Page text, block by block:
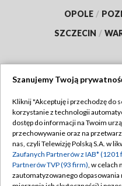
OPOLE /
SZCZECIN /
Abonament TVP
Emisja w TVP
Centrum informacji TVP
Szanujemy Twoją
Kliknij "Akceptuję i przechodzę do
korzystanie z technologii
dostęp do informacji na Twoim
przechowywanie oraz na
nas, czyli Telewizję Polską S.A. w
Zaufanych Partnerów z IAB* (1201
Partnerów TVP (93 firm), w celach
zautomatyzowanego